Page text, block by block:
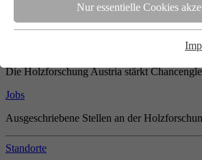
Nur essentielle Cookies
Unsere gesamte Kompetenz ist in unseren
gebündelt
Die Holzforschung Austria stärkt
Jobs
Ausgeschriebene Stellen an der
Standorte